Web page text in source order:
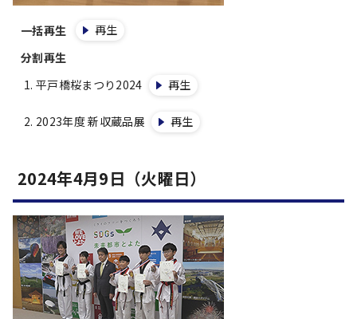
一括再生
再生
分割再生
平戸橋桜まつり2024
再生
2023年度 新収蔵品展 再生
2024年4月9日（火曜日）